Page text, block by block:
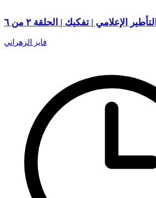
التأطير الإعلامي | تفكيك | الحلقة ٢ من ٦
فايز الزهراني